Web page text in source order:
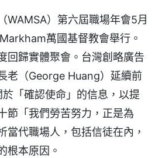
WAMSA）第六屆職場年會5月
萬國基督教會舉行。
回歸實體聚會。台灣創略廣告
老（George Huang）延續前
「確認使命」的信息，以提
節「我們勞苦努力，正是為
當代職場人，包括信徒在內，
根本原因。